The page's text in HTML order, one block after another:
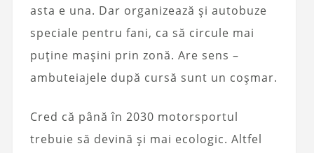
asta e una. Dar organizează și autobuze
speciale pentru fani, ca să circule mai
puține mașini prin zonă. Are sens –
ambuteiajele după cursă sunt un coșmar.
Cred că până în 2030 motorsportul
trebuie să devină și mai ecologic. Altfel